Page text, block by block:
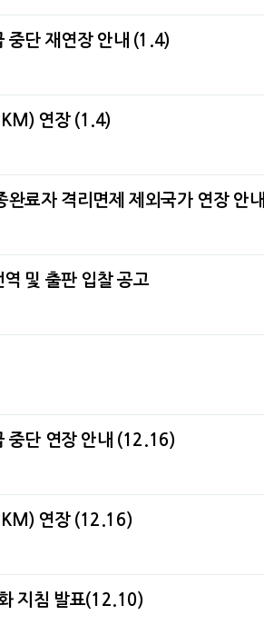
중단 재연장 안내 (1.4)
연장 (1.4)
완료자 격리면제 제외국가 연장 안내
및 출판 입찰 공고
중단 연장 안내 (12.16)
연장 (12.16)
지침 발표(12.10)